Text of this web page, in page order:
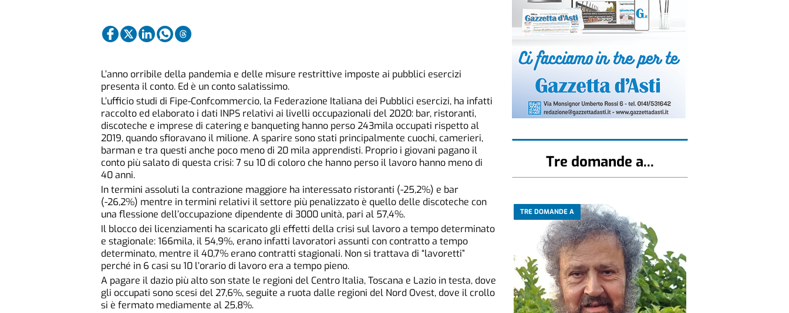
L’anno orribile della pandemia e delle misure restrittive imposte ai pubblici esercizi
presenta il conto. Ed è un conto salatissimo.
L’ufficio studi di Fipe-Confcommercio, la Federazione Italiana dei Pubblici esercizi, ha infatti
raccolto ed elaborato i dati INPS relativi ai livelli occupazionali del 2020: bar, ristoranti,
discoteche e imprese di catering e banqueting hanno perso 243mila occupati rispetto al
2019, quando sfioravano il milione. A sparire sono stati principalmente cuochi, camerieri,
barman e tra questi anche poco meno di 20 mila apprendisti. Proprio i giovani pagano il
conto più salato di questa crisi: 7 su 10 di coloro che hanno perso il lavoro hanno meno di
40 anni.
In termini assoluti la contrazione maggiore ha interessato ristoranti (-25,2%) e bar
(-26,2%) mentre in termini relativi il settore più penalizzato è quello delle discoteche con
una flessione dell’occupazione dipendente di 3000 unità, pari al 57,4%.
Il blocco dei licenziamenti ha scaricato gli effetti della crisi sul lavoro a tempo determinato
e stagionale: 166mila, il 54,9%, erano infatti lavoratori assunti con contratto a tempo
determinato, mentre il 40,7% erano contratti stagionali. Non si trattava di “lavoretti”
perché in 6 casi su 10 l’orario di lavoro era a tempo pieno.
A pagare il dazio più alto son state le regioni del Centro Italia, Toscana e Lazio in testa, dove
gli occupati sono scesi del 27,6%, seguite a ruota dalle regioni del Nord Ovest, dove il crollo
si è fermato mediamente al 25,8%.
Tre domande a...
TRE DOMANDE A